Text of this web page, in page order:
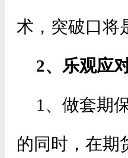
术，突破口将
2、乐观应
1、做套期
的同时，在期